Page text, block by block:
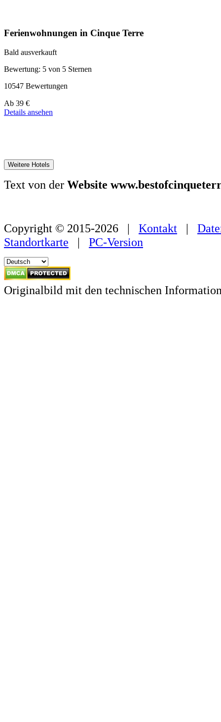
Ferienwohnungen in Cinque Terre
Bald ausverkauft
Bewertung: 5 von 5 Sternen
10547 Bewertungen
Preis
ab
Ab 39 €
Details ansehen
Weitere Hotels
Text von der Website
Copyright © 2015-2026 | Kontakt |
Standortkarte | PC-Version
Originalbild mit den technischen